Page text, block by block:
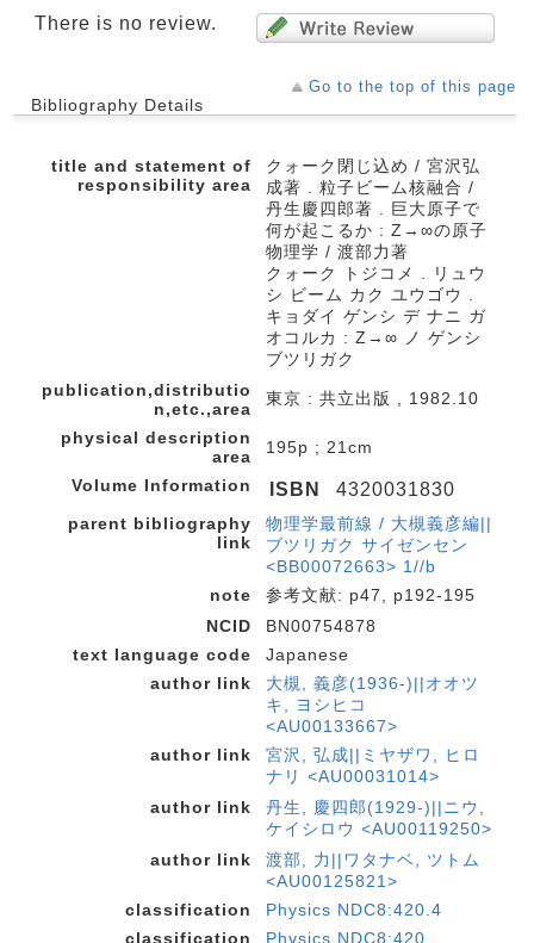
There is no review.
Go to the top of this page
Bibliography Details
title and statement of
responsibility area
クォーク閉じ込め / 宮沢弘
成著 . 粒子ビーム核融合 /
丹生慶四郎著 . 巨大原子で
何が起こるか : Z→∞の原子
物理学 / 渡部力著
クォーク トジコメ . リュウ
シ ビーム カク ユウゴウ .
キョダイ ゲンシ デ ナニ ガ
オコルカ : Z→∞ ノ ゲンシ
ブツリガク
publication,distributio
n,etc.,area
東京 : 共立出版 , 1982.10
physical description
area
195p ; 21cm
Volume Information
ISBN 4320031830
parent bibliography
link
物理学最前線 / 大槻義彦編||
ブツリガク サイゼンセン
<BB00072663> 1//b
note
参考文献: p47, p192-195
NCID
BN00754878
text language code
Japanese
author link
大槻, 義彦(1936-)||オオツ
キ, ヨシヒコ
<AU00133667>
author link
宮沢, 弘成||ミヤザワ, ヒロ
ナリ <AU00031014>
author link
丹生, 慶四郎(1929-)||ニウ,
ケイシロウ <AU00119250>
author link
渡部, 力||ワタナベ, ツトム
<AU00125821>
classification
Physics NDC8:420.4
classification
Physics NDC8:420